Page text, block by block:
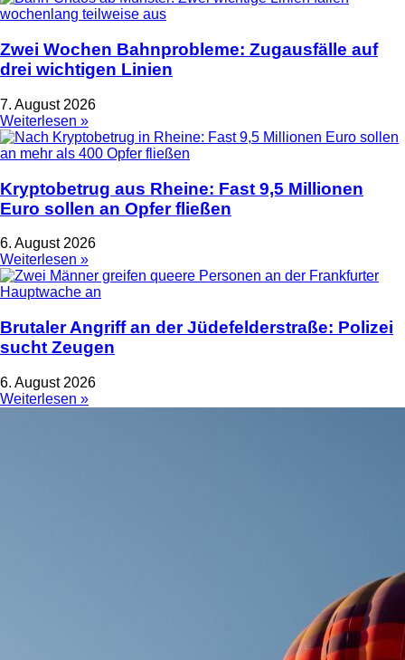
Zwei Wochen Bahnprobleme: Zugausfälle auf
drei wichtigen Linien
7. August 2026
Weiterlesen »
Kryptobetrug aus Rheine: Fast 9,5 Millionen
Euro sollen an Opfer fließen
6. August 2026
Weiterlesen »
Brutaler Angriff an der Jüdefelderstraße: Polizei
sucht Zeugen
6. August 2026
Weiterlesen »